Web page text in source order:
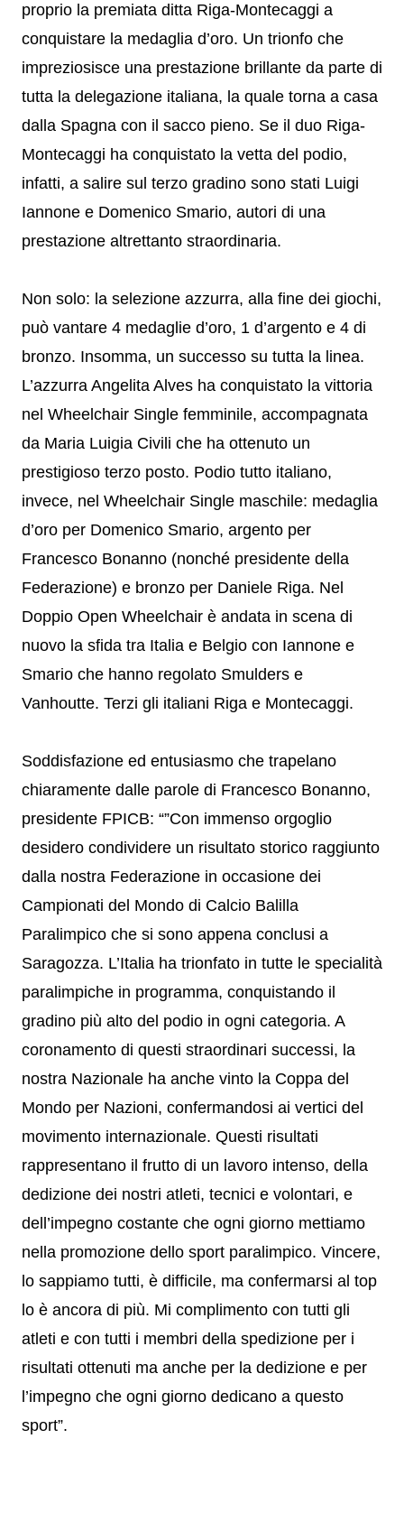
proprio la premiata ditta Riga-Montecaggi a
conquistare la medaglia d’oro. Un trionfo che
impreziosisce una prestazione brillante da parte di
tutta la delegazione italiana, la quale torna a casa
dalla Spagna con il sacco pieno. Se il duo Riga-
Montecaggi ha conquistato la vetta del podio,
infatti, a salire sul terzo gradino sono stati Luigi
Iannone e Domenico Smario, autori di una
prestazione altrettanto straordinaria.
Non solo: la selezione azzurra, alla fine dei giochi,
può vantare 4 medaglie d’oro, 1 d’argento e 4 di
bronzo. Insomma, un successo su tutta la linea.
L’azzurra Angelita Alves ha conquistato la vittoria
nel Wheelchair Single femminile, accompagnata
da Maria Luigia Civili che ha ottenuto un
prestigioso terzo posto. Podio tutto italiano,
invece, nel Wheelchair Single maschile: medaglia
d’oro per Domenico Smario, argento per
Francesco Bonanno (nonché presidente della
Federazione) e bronzo per Daniele Riga. Nel
Doppio Open Wheelchair è andata in scena di
nuovo la sfida tra Italia e Belgio con Iannone e
Smario che hanno regolato Smulders e
Vanhoutte. Terzi gli italiani Riga e Montecaggi.
Soddisfazione ed entusiasmo che trapelano
chiaramente dalle parole di Francesco Bonanno,
presidente FPICB: “”Con immenso orgoglio
desidero condividere un risultato storico raggiunto
dalla nostra Federazione in occasione dei
Campionati del Mondo di Calcio Balilla
Paralimpico che si sono appena conclusi a
Saragozza. L’Italia ha trionfato in tutte le specialità
paralimpiche in programma, conquistando il
gradino più alto del podio in ogni categoria. A
coronamento di questi straordinari successi, la
nostra Nazionale ha anche vinto la Coppa del
Mondo per Nazioni, confermandosi ai vertici del
movimento internazionale. Questi risultati
rappresentano il frutto di un lavoro intenso, della
dedizione dei nostri atleti, tecnici e volontari, e
dell’impegno costante che ogni giorno mettiamo
nella promozione dello sport paralimpico. Vincere,
lo sappiamo tutti, è difficile, ma confermarsi al top
lo è ancora di più. Mi complimento con tutti gli
atleti e con tutti i membri della spedizione per i
risultati ottenuti ma anche per la dedizione e per
l’impegno che ogni giorno dedicano a questo
sport”.